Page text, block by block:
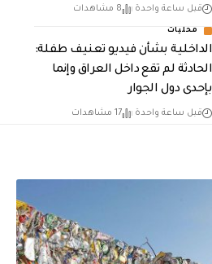
قبل ساعة واحدة 8 مشاهدات
محليات
الداخلية بشأن فيديو تعنيف طفلة:
الحادثة لم تقع داخل العراق وإنما
بإحدى دول الجوار
قبل ساعة واحدة 17 مشاهدات